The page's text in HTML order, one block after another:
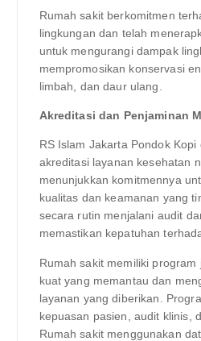
Rumah sakit berkomitmen
lingkungan dan telah
untuk mengurangi dampak
mempromosikan konservasi
limbah, dan daur ulang.
Akreditasi dan Penjaminan
RS Islam Jakarta Pondok
akreditasi layanan kesehatan
menunjukkan komitmennya
kualitas dan keamanan yang
secara rutin menjalani audit
memastikan kepatuhan
Rumah sakit memiliki program
kuat yang memantau dan
layanan yang diberikan.
kepuasan pasien, audit klinis,
Rumah sakit menggunakan